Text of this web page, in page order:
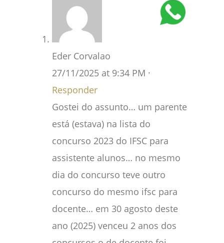
Eder Corvalao
27/11/2025 at 9:34 PM ·
Responder
Gostei do assunto… um parente
está (estava) na lista do
concurso 2023 do IFSC para
assistente alunos… no mesmo
dia do concurso teve outro
concurso do mesmo ifsc para
docente… em 30 agosto deste
ano (2025) venceu 2 anos dos